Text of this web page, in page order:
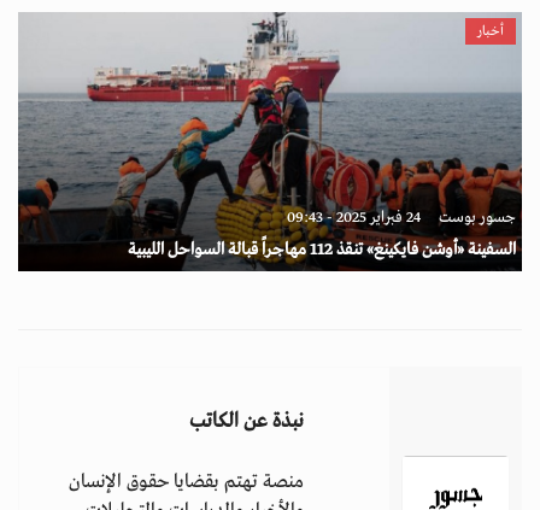
أخبار
جسور بوست 24 فبراير 2025 - 09:43
السفينة «أوشن فايكينغ» تنقذ 112 مهاجراً قبالة السواحل الليبية
نبذة عن الكاتب
منصة تهتم بقضايا حقوق الإنسان